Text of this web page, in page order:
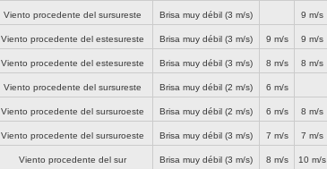
Viento procedente del sursureste Brisa muy débil (3 m/s) 9 m/s
Viento procedente del estesureste Brisa muy débil (3 m/s) 9 m/s 9 m/s
Viento procedente del estesureste Brisa muy débil (3 m/s) 8 m/s 8 m/s
Viento procedente del sursureste Brisa muy débil (2 m/s) 6 m/s
Viento procedente del sursuroeste Brisa muy débil (2 m/s) 6 m/s 8 m/s
Viento procedente del sursuroeste Brisa muy débil (3 m/s) 7 m/s 7 m/s
Viento procedente del sur Brisa muy débil (3 m/s) 8 m/s 10 m/s